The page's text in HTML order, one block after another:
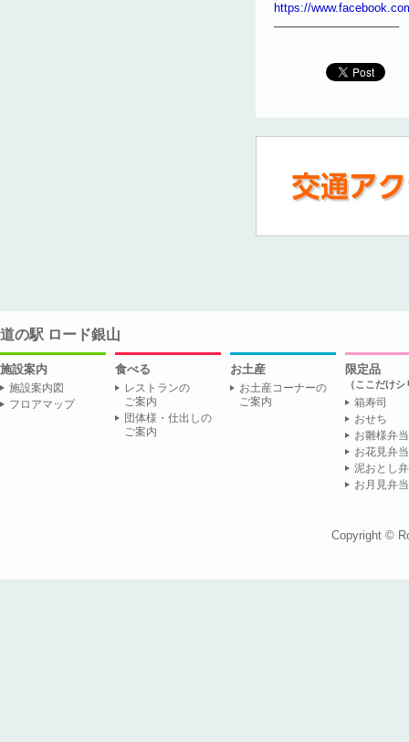
https://
——————————–
道の駅 ロード銀山
施設案内
施設案内図
フロアマップ
食べる
レストランの
ご案内
団体様・仕出しの
ご案内
お土産
お土産コーナーの
ご案内
限定品
（ここだけ
箱寿司
おせち
お雛様弁当
お花見弁当
泥おとし
お月見弁当
Copyright ©